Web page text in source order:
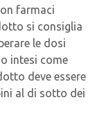
farmaci
si consiglia
le dosi
intesi come
deve essere
al di sotto dei